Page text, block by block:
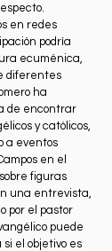
en redes
podría
ecuménica,
diferentes
ha
de encontrar
y católicos,
a eventos
en el
figuras
una entrevista,
por el pastor
puede
el objetivo es